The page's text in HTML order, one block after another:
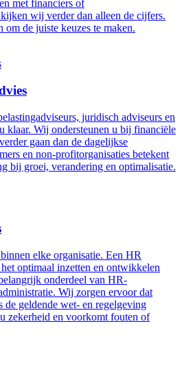
met financiers of
wij verder dan alleen de cijfers.
de juiste keuzes te maken.
juridisch adviseurs en
klaar. Wij ondersteunen u bij financiële
gaan dan de dagelijkse
en non-profitorganisaties betekent
bij groei, verandering en optimalisatie.
elke organisatie. Een HR
optimaal inzetten en ontwikkelen
onderdeel van HR-
Wij zorgen ervoor dat
de geldende wet- en regelgeving
zekerheid en voorkomt fouten of